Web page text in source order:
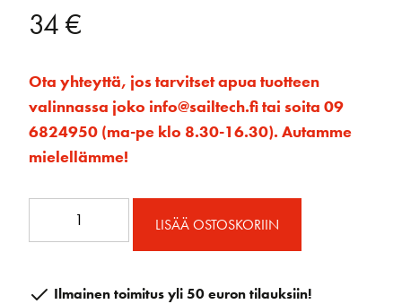
34€
Ota yhteyttä, jos tarvitset apua tuotteen
valinnassa joko info@sailtech.fi tai soita 09
6824950 (ma-pe klo 8.30-16.30). Autamme
mielellämme!
VYÖLAUKKU
LISÄÄ OSTOSKORIIN
Ilmainen toimitus yli 50 euron tilauksiin!